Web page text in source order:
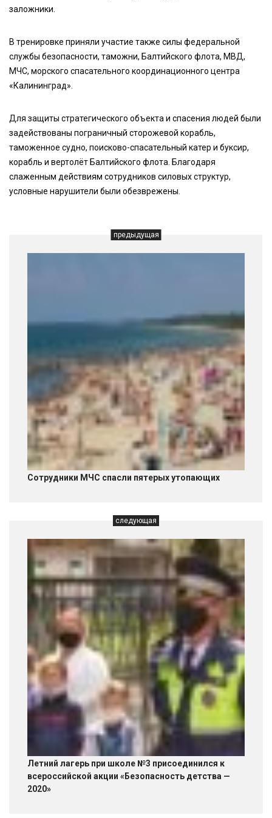
заложники.
В тренировке приняли участие также силы федеральной
службы безопасности, таможни, Балтийского флота, МВД,
МЧС, морского спасательного координационного центра
«Калининград».
Для защиты стратегического объекта и спасения людей были
задействованы пограничный сторожевой корабль,
таможенное судно, поисково-спасательный катер и буксир,
корабль и вертолёт Балтийского флота. Благодаря
слаженным действиям сотрудников силовых структур,
условные нарушители были обезврежены.
предыдущая
Сотрудники МЧС спасли пятерых утопающих
следующая
Летний лагерь при школе №3 присоединился к
всероссийской акции «Безопасность детства —
2020»